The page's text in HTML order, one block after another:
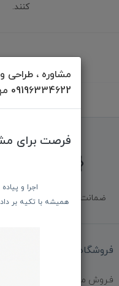
مشاوره ،
09196334622 مهندس شاهسون
فرصت برای
اجرا و
همیشه با تکیه بر
کنند.
ضمانت اصل‌بودن کالا
فروشگاه
فـروش موبایـل و تبــلت